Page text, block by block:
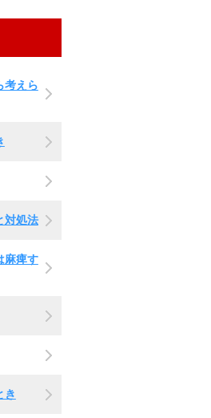
考えら
対処法
麻痺す
き